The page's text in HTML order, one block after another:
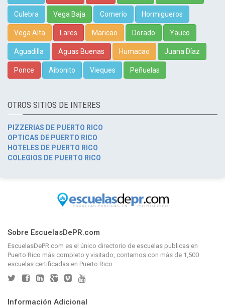
Culebra Vega Baja Comerío Hormigueros
Vega Alta Lares Maricao Dorado Yauco
Aguadilla Aguas Buenas Humacao Juana Díaz
Ponce Aibonito Vieques Peñuelas
OTROS SITIOS DE INTERES
PIZZERIAS DE PUERTO RICO
OPTICAS DE PUERTO RICO
HOTELES DE PUERTO RICO
COLEGIOS DE PUERTO RICO
Sobre EscuelasDePR.com
EscuelasDePR.com es el único directorio de escuelas publicas en
Puerto Rico más completo y visitado, contamos con más de 1,500
escuelas certificadas en Puerto Rico.
Información Adicional